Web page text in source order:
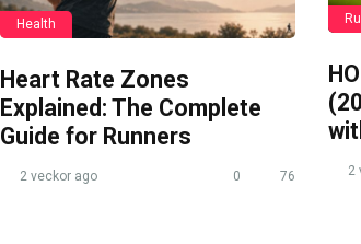
Health
Heart Rate Zones
Explained: The Complete
Guide for Runners
2 veckor ago 0 76 2